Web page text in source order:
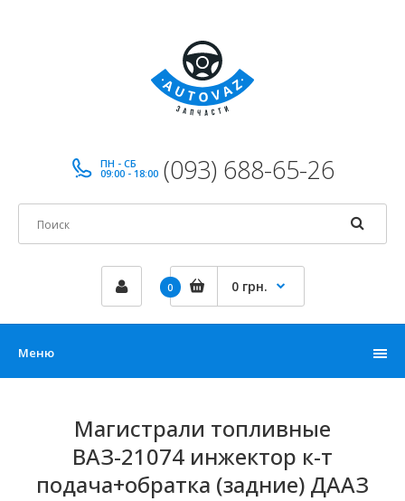
ПН - СБ
09:00 - 18:00 (093) 688-65-26
0 0 грн.
Меню
Магистрали топливные
ВАЗ-21074 инжектор к-т
подача+обратка (задние) ДААЗ